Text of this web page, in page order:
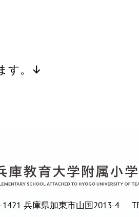
す。↓
1421 兵庫県加東市山国2013-4